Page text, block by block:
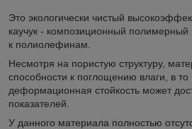
Это экологически чистый
каучук - композиционный
к полиолефинам.
Несмотря на пористую структуру,
способности к поглощению влаги, в то
деформационная стойкость может
показателей.
У данного материала полностью